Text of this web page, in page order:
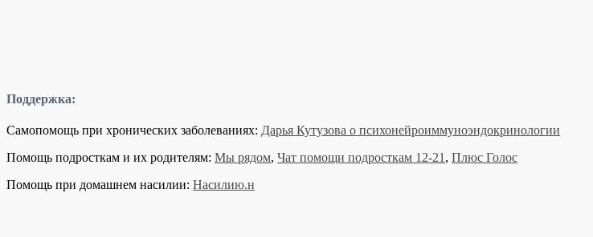
Поддержка:
Самопомощь при хронических заболеваниях: Дарья Кутузова о психонейроиммуноэндокринологии
Помощь подросткам и их родителям: Мы рядом, Чат помощи подросткам 12-21 , Плюс Голос
Помощь при домашнем насилии: Насилию.н